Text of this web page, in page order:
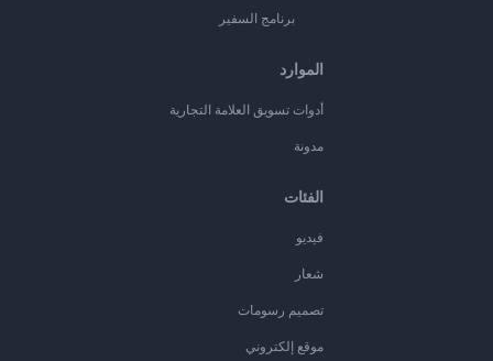
برنامج السفير
الموارد
أدوات تسويق العلامة التجارية
مدونة
الفئات
فيديو
شعار
تصميم رسومات
موقع إلكتروني